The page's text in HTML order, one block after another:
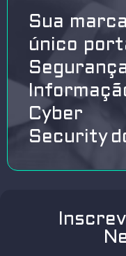
Sua
único
Cyber
Security